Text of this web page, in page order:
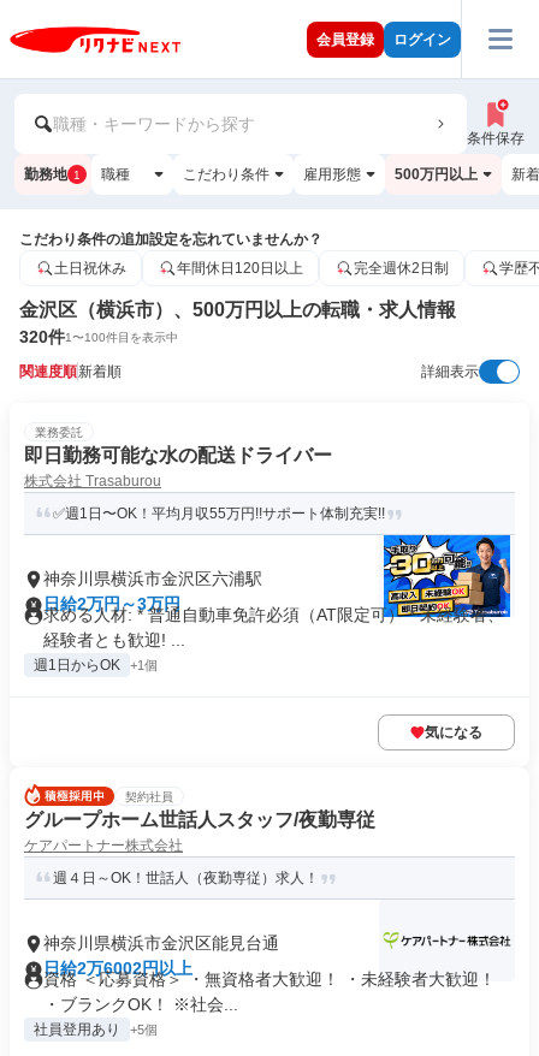
会員登録 ログイン
職種・キーワードから探す
条件保存
勤務地 1 職種 こだわり条件 雇用形態 500万円以上 新
こだわり条件の追加設定を忘れていませんか？
土日祝休み
年間休日120日以上 完全週休2日制 学歴
金沢区（横浜市）、500万円以上の転職・求人情報
320件1〜100件目を表示中
関連度順新着順 詳細表示
業務委託
即日勤務可能な水の配送ドライバー
株式会社 Trasaburou
✅週1日〜OK！平均月収55万円!!サポート体制充実!!
神奈川県横浜市金沢区六浦駅
日給2万円～3万円
求める人材: * 普通自動車免許必須（AT限定可） * 未経験者、
経験者とも歓迎! ...
週1日からOK +1個
気になる
契約社員
グループホーム世話人スタッフ/夜勤専従
ケアパートナー株式会社
週４日～OK！世話人（夜勤専従）求人！
神奈川県横浜市金沢区能見台通
日給2万6002円以上
資格 ＜応募資格＞ ・無資格者大歓迎！ ・未経験者大歓迎！
・ブランクOK！ ※社会...
社員登用あり +5個